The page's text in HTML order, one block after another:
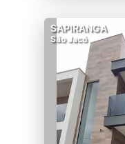
SAPIRANGA
São Jacó